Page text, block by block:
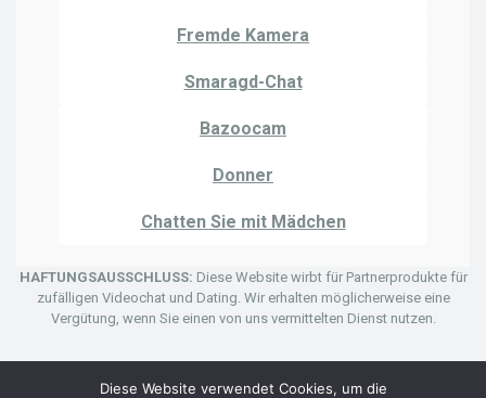
Fremde Kamera
Smaragd-Chat
Bazoocam
Donner
Chatten Sie mit Mädchen
HAFTUNGSAUSSCHLUSS: Diese Website wirbt für Partnerprodukte für
zufälligen Videochat und Dating. Wir erhalten möglicherweise eine
Vergütung, wenn Sie einen von uns vermittelten Dienst nutzen.
Diese Website verwendet Cookies, um die